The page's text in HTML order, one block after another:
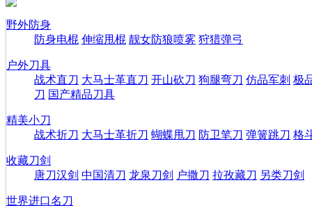
野外防身
防身电棍 伸缩甩棍 靓女防狼喷雾 狩猎弹弓
户外刀具
战术直刀 大马士革直刀 开山砍刀 狗腿弯刀 仿品军刺 极
刀 国产精品刀具
精美小刀
战术折刀 大马士革折刀 蝴蝶甩刀 防卫笔刀 弹簧跳刀 格
收藏刀剑
唐刀汉剑 中国清刀 龙泉刀剑 户撒刀 拉孜藏刀 另类刀剑
世界进口名刀